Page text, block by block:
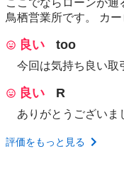
ここでならローンが
鳥栖営業所です。 カ
良い too
今回は気持ち良い取
良い R
ありがとうございま
評価をもっと見る